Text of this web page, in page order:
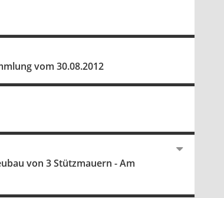
vom 30.08.2012
von 3 Stützmauern - Am